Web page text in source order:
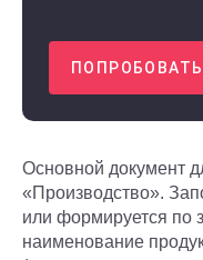
ПОПРОБОВАТЬ
Основной документ
«Производство».
или формируется по
наименование